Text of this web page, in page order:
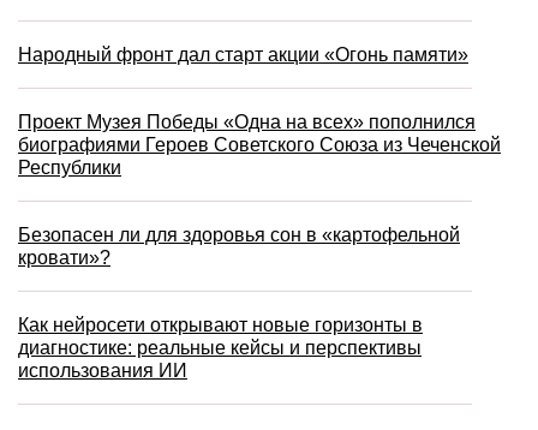
Народный фронт дал старт акции «Огонь памяти»
Проект Музея Победы «Одна на всех» пополнился
биографиями Героев Советского Союза из Чеченской
Республики
Безопасен ли для здоровья сон в «картофельной
кровати»?
Как нейросети открывают новые горизонты в
диагностике: реальные кейсы и перспективы
использования ИИ